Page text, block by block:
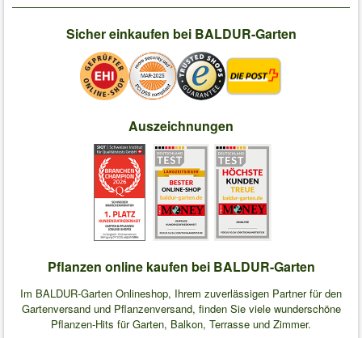
Sicher einkaufen bei BALDUR-Garten
Auszeichnungen
Pflanzen online kaufen bei BALDUR-Garten
Im BALDUR-Garten Onlineshop, Ihrem zuverlässigen Partner für den
Gartenversand und Pflanzenversand, finden Sie viele wunderschöne
Pflanzen-Hits für Garten, Balkon, Terrasse und Zimmer.